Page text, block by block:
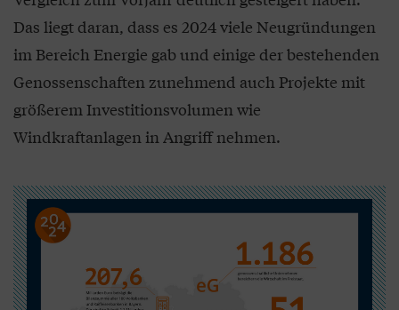
Das liegt daran, dass es 2024 viele Neugründungen
im Bereich Energie gab und einige der bestehenden
Genossenschaften zunehmend auch Projekte mit
größerem Investitionsvolumen wie
Windkraftanlagen in Angriff nehmen.